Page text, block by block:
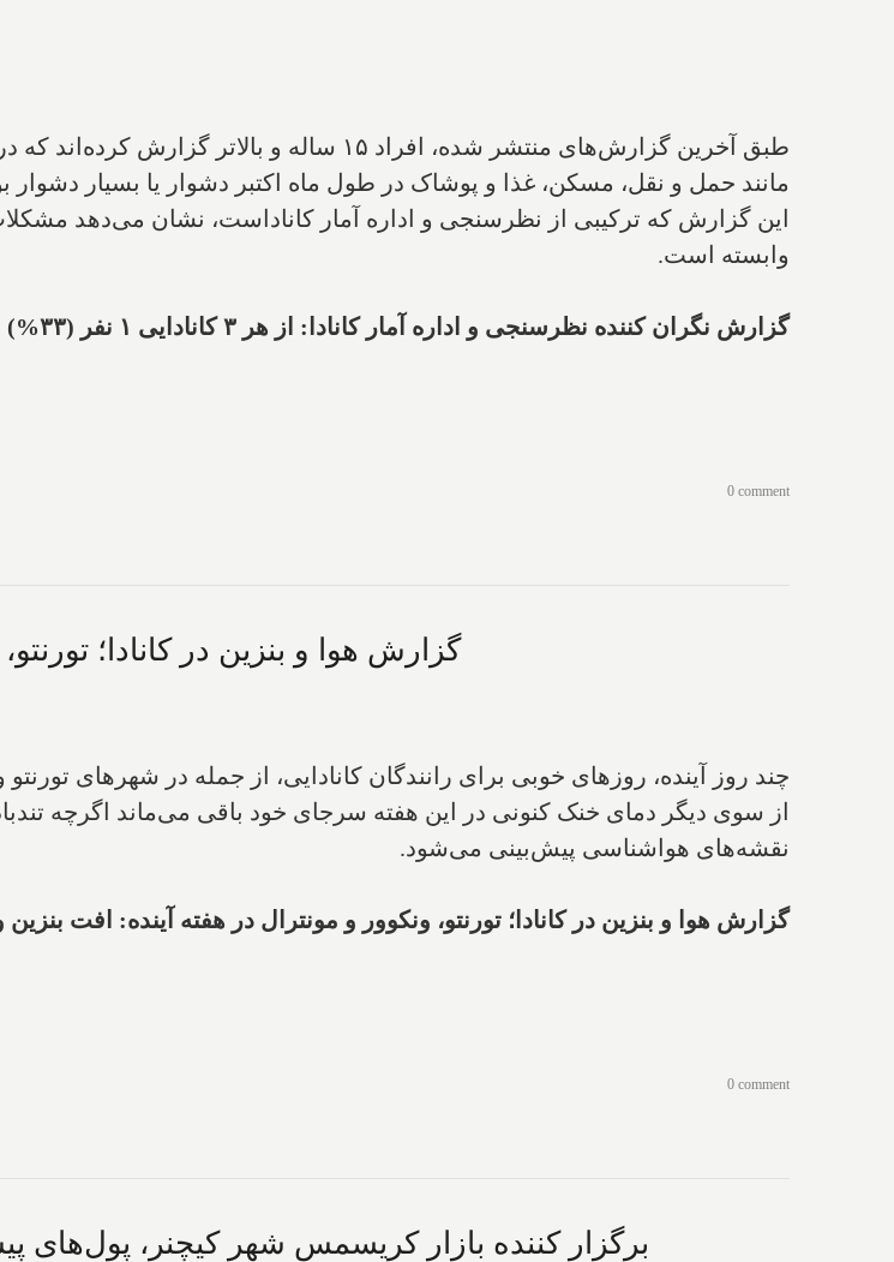
طبق آخرین گزارش‌های منتشر شده، افراد ۱۵ ساله
مانند حمل و نقل، مسکن، غذا و پوشاک در طول ماه اکتبر دشوار یا بسیار دشوار
این گزارش که ترکیبی از نظرسنجی و اداره آمار کاناداست، نشان می‌دهد
وابسته است.
گزارش نگران کننده نظرسنجی و اداره آمار کانادا: از هر ۳ کانادایی ۱ نفر (۳۳%) با مشکلات مالی زندگی می‌کنند
0 comment
گزارش هوا و بنزین در کانادا؛
چند روز آینده، روزهای خوبی برای رانندگان کانادایی، از جمله در شهرهای
از سوی دیگر دمای خنک کنونی در این هفته سرجای خود باقی می‌ماند اگرچه
نقشه‌های هواشناسی پیش‌بینی می‌شود.
گزارش هوا و بنزین در کانادا؛ تورنتو، ونکوور و مونترال در هفته آینده: افت بنزین
0 comment
برگزار کننده بازار کریسمس شهر کیچنر، پول‌های